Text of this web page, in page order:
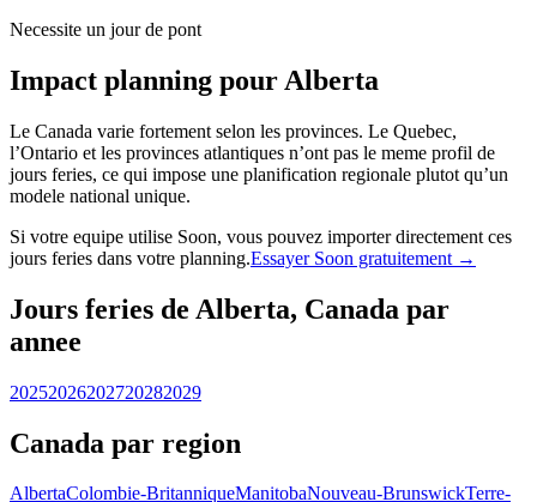
Necessite un jour de pont
Impact planning pour Alberta
Le Canada varie fortement selon les provinces. Le Quebec,
l’Ontario et les provinces atlantiques n’ont pas le meme profil de
jours feries, ce qui impose une planification regionale plutot qu’un
modele national unique.
Si votre equipe utilise Soon, vous pouvez importer directement ces
jours feries dans votre planning.Essayer Soon gratuitement →
Jours feries de Alberta, Canada par
annee
20252026202720282029
Canada par region
AlbertaColombie-BritanniqueManitobaNouveau-BrunswickTerre-